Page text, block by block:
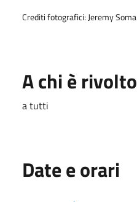
Crediti fotografici: Jeremy Soma
A chi è rivolto
a tutti
Date e orari